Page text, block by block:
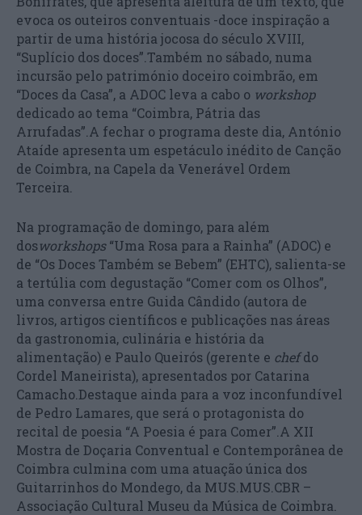
evoca os outeiros conventuais -doce inspiração a
partir de uma história jocosa do século XVIII,
“Suplício dos doces”.Também no sábado, numa
incursão pelo património doceiro coimbrão, em
“Doces da Casa”, a ADOC leva a cabo o workshop
dedicado ao tema “Coimbra, Pátria das
Arrufadas”.A fechar o programa deste dia, António
Ataíde apresenta um espetáculo inédito de Canção
de Coimbra, na Capela da Venerável Ordem
Terceira.
Na programação de domingo, para além
dosworkshops“Uma Rosa para a Rainha” (ADOC) e
de “Os Doces Também se Bebem” (EHTC), salienta-se
a tertúlia com degustação “Comer com os Olhos”,
uma conversa entre Guida Cândido (autora de
livros, artigos científicos e publicações nas áreas
da gastronomia, culinária e história da
alimentação) e Paulo Queirós (gerente e chefdo
Cordel Maneirista), apresentados por Catarina
Camacho.Destaque ainda para a voz inconfundível
de Pedro Lamares, que será o protagonista do
recital de poesia “A Poesia é para Comer”.A XII
Mostra de Doçaria Conventual e Contemporânea de
Coimbra culmina com uma atuação única dos
Guitarrinhos do Mondego, da MUS.MUS.CBR –
Associação Cultural Museu da Música de Coimbra.